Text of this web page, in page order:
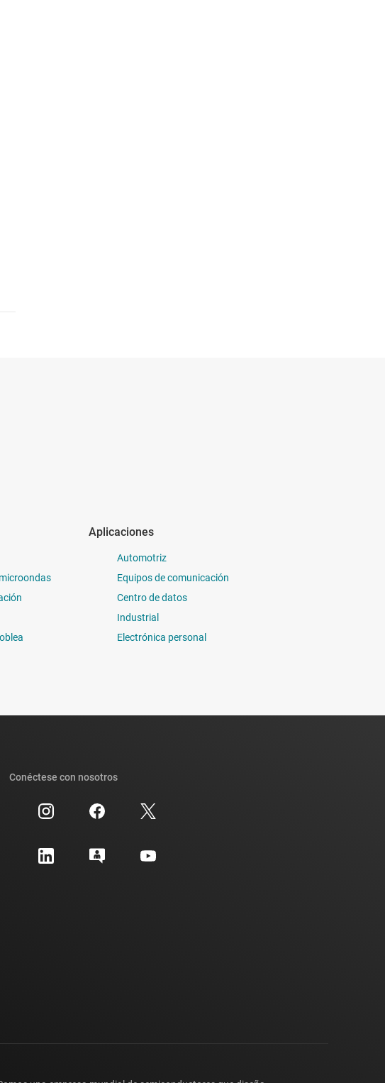
Aplicaciones
Automotriz
Equipos de comunicación
Centro de datos
Industrial
Electrónica personal
Conéctese con nosotros